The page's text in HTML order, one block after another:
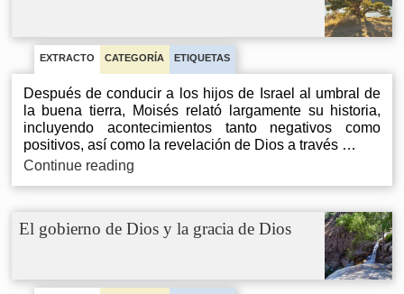
las
enseñanzas
diferentes
EXTRACTO CATEGORÍA ETIQUETAS
Después de conducir a los hijos de Israel al umbral de
la buena tierra, Moisés relató largamente su historia,
incluyendo acontecimientos tanto negativos como
positivos, así como la revelación de Dios a través …
Continue readingNuestra
elección
El gobierno de Dios y la gracia de Dios